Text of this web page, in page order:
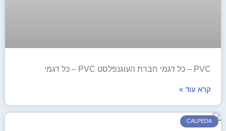
PVC – כל דגמי חברת העוגנפלסט​ PVC – כל דגמי
קרא עוד »
CALPEDA